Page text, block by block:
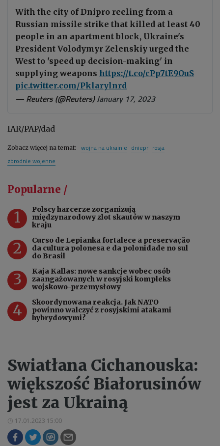
With the city of Dnipro reeling from a
Russian missile strike that killed at least 40
people in an apartment block, Ukraine's
President Volodymyr Zelenskiy urged the
West to 'speed up decision-making' in
supplying weapons https://t.co/cPp7tE9OuS
pic.twitter.com/Pklarylnrd
— Reuters (@Reuters)January 17, 2023
IAR/PAP/dad
Zobacz więcej na temat: wojna na ukrainie dniepr rosja
zbrodnie wojenne
Popularne /
1
Polscy harcerze zorganizują
międzynarodowy zlot skautów w naszym
kraju
2
Curso de Lepianka fortalece a preservação
da cultura polonesa e da polonidade no sul
do Brasil
3
Kaja Kallas: nowe sankcje wobec osób
zaangażowanych w rosyjski kompleks
wojskowo-przemysłowy
4
Skoordynowana reakcja. Jak NATO
powinno walczyć z rosyjskimi atakami
hybrydowymi?
Swiatłana Cichanouska:
większość Białorusinów
jest za Ukrainą
17.01.2023 15:00